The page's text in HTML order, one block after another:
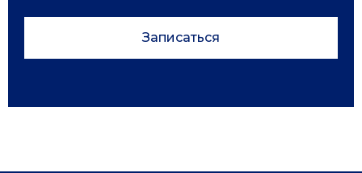
Записаться